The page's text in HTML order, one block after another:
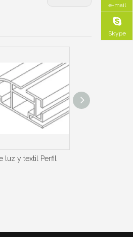
luz y textil Perfil
e-mail
Skype